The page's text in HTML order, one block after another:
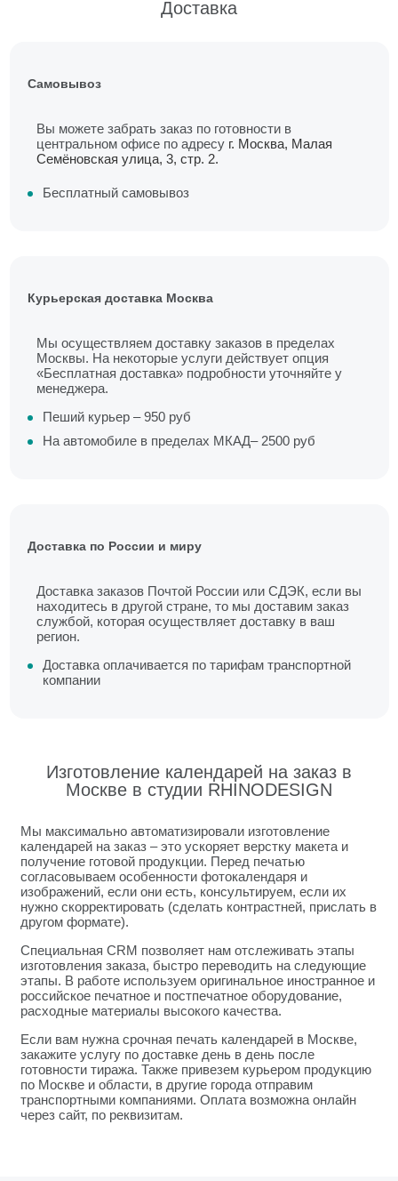
Доставка
Самовывоз
Вы можете забрать заказ по готовности в
центральном офисе по адресу г. Москва, Малая
Семёновская улица, 3, стр. 2.
Бесплатный самовывоз
Курьерская доставка Москва
Мы осуществляем доставку заказов в пределах
Москвы. На некоторые услуги действует опция
«Бесплатная доставка» подробности уточняйте у
менеджера.
Пеший курьер – 950 руб
На автомобиле в пределах МКАД– 2500 руб
Доставка по России и миру
Доставка заказов Почтой России или СДЭК, если вы
находитесь в другой стране, то мы доставим заказ
службой, которая осуществляет доставку в ваш
регион.
Доставка оплачивается по тарифам транспортной
компании
Изготовление календарей на заказ в
Москве в студии RHINODESIGN
Мы максимально автоматизировали изготовление
календарей на заказ – это ускоряет верстку макета и
получение готовой продукции. Перед печатью
согласовываем особенности фотокалендаря и
изображений, если они есть, консультируем, если их
нужно скорректировать (сделать контрастней, прислать в
другом формате).
Специальная CRM позволяет нам отслеживать этапы
изготовления заказа, быстро переводить на следующие
этапы. В работе используем оригинальное иностранное и
российское печатное и постпечатное оборудование,
расходные материалы высокого качества.
Если вам нужна срочная печать календарей в Москве,
закажите услугу по доставке день в день после
готовности тиража. Также привезем курьером продукцию
по Москве и области, в другие города отправим
транспортными компаниями. Оплата возможна онлайн
через сайт, по реквизитам.